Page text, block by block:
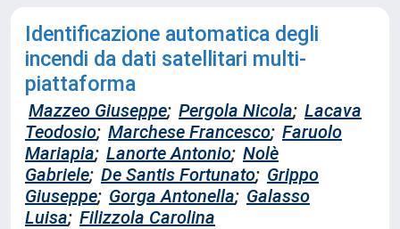
Identificazione automatica degli
incendi da dati satellitari multi-
piattaforma
Mazzeo Giuseppe; Pergola Nicola; Lacava
Teodosio; Marchese Francesco; Faruolo
Mariapia; Lanorte Antonio; Nolè
Gabriele; De Santis Fortunato; Grippo
Giuseppe; Gorga Antonella; Galasso
Luisa; Filizzola Carolina